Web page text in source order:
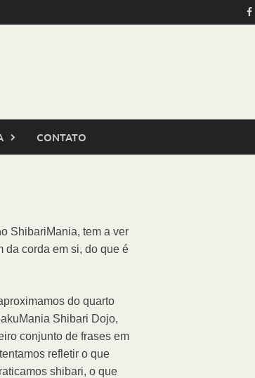
CONTATO
ShibariMania, tem a ver
da corda em si, do que é
do quarto
Shibari Dojo,
conjunto de frases em
refletir o que
shibari, o que